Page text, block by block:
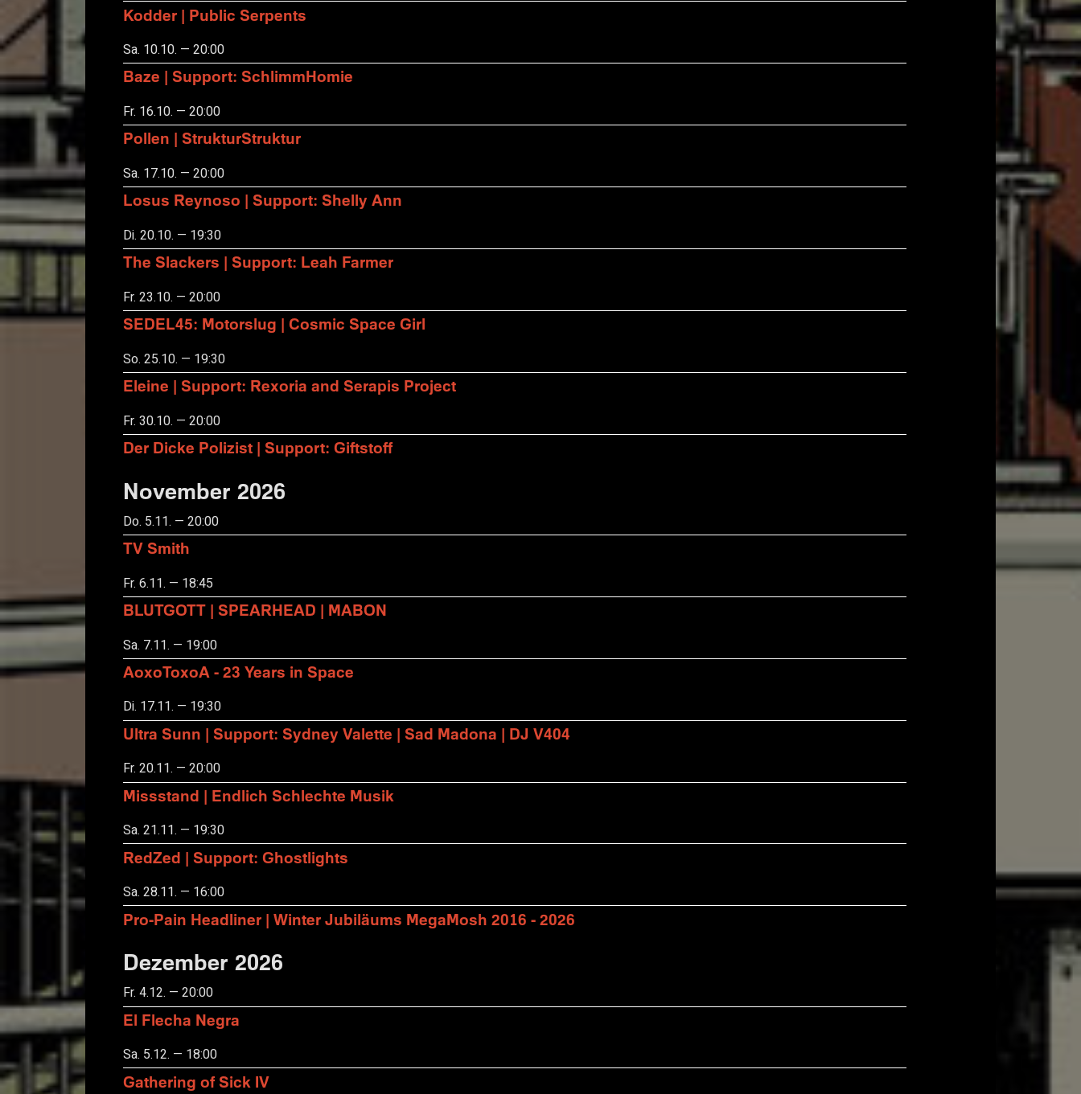
Kodder | Public Serpents
Sa. 10.10. — 20:00
Baze | Support: SchlimmHomie
Fr. 16.10. — 20:00
Pollen | StrukturStruktur
Sa. 17.10. — 20:00
Losus Reynoso | Support: Shelly Ann
Di. 20.10. — 19:30
The Slackers | Support: Leah Farmer
Fr. 23.10. — 20:00
SEDEL45: Motorslug | Cosmic Space Girl
So. 25.10. — 19:30
Eleine | Support: Rexoria and Serapis Project
Fr. 30.10. — 20:00
Der Dicke Polizist | Support: Giftstoff
November 2026
Do. 5.11. — 20:00
TV Smith
Fr. 6.11. — 18:45
BLUTGOTT | SPEARHEAD | MABON
Sa. 7.11. — 19:00
AoxoToxoA - 23 Years in Space
Di. 17.11. — 19:30
Ultra Sunn | Support: Sydney Valette | Sad Madona | DJ V404
Fr. 20.11. — 20:00
Missstand | Endlich Schlechte Musik
Sa. 21.11. — 19:30
RedZed | Support: Ghostlights
Sa. 28.11. — 16:00
Pro-Pain Headliner | Winter Jubiläums MegaMosh 2016 - 2026
Dezember 2026
Fr. 4.12. — 20:00
El Flecha Negra
Sa. 5.12. — 18:00
Gathering of Sick IV